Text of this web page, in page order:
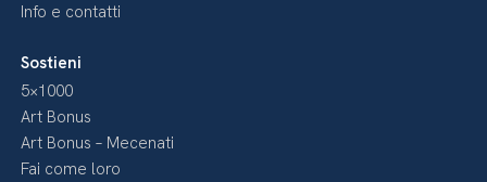
Info e contatti
Sostieni
5×1000
Art Bonus
Art Bonus – Mecenati
Fai come loro